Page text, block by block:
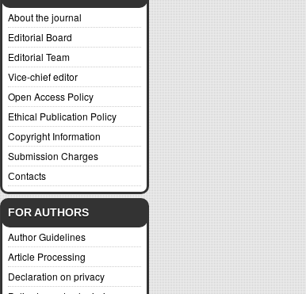
About the journal
Editorial Board
Editorial Team
Vice-chief editor
Open Access Policy
Ethical Publication Policy
Copyright Information
Submission Charges
Сontaсts
FOR AUTHORS
Author Guidelines
Article Processing
Declaration on privacy